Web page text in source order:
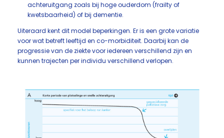
achteruitgang zoals bij hoge ouderdom (frailty of
kwetsbaarheid) of bij dementie.
Uiteraard kent dit model beperkingen. Er is een grote variatie
voor wat betreft leeftijd en co-morbiditeit. Daarbij kan de
progressie van de ziekte voor iedereen verschillend zijn en
kunnen trajecten per individu verschillend verlopen.